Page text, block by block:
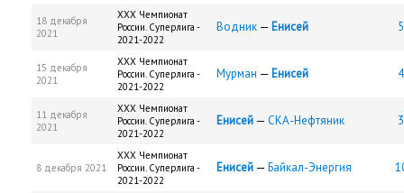
18 декабря
2021
XXX Чемпионат
России. Суперлига -
2021-2022
Водник — Енисей
15 декабря
2021
XXX Чемпионат
России. Суперлига -
2021-2022
Мурман — Енисей
11 декабря
2021
XXX Чемпионат
России. Суперлига -
2021-2022
Енисей — СКА-Нефтяник
8 декабря 2021
XXX Чемпионат
России. Суперлига -
2021-2022
Енисей — Байкал-Энергия